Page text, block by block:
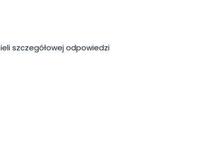
szczegółowej odpowiedzi